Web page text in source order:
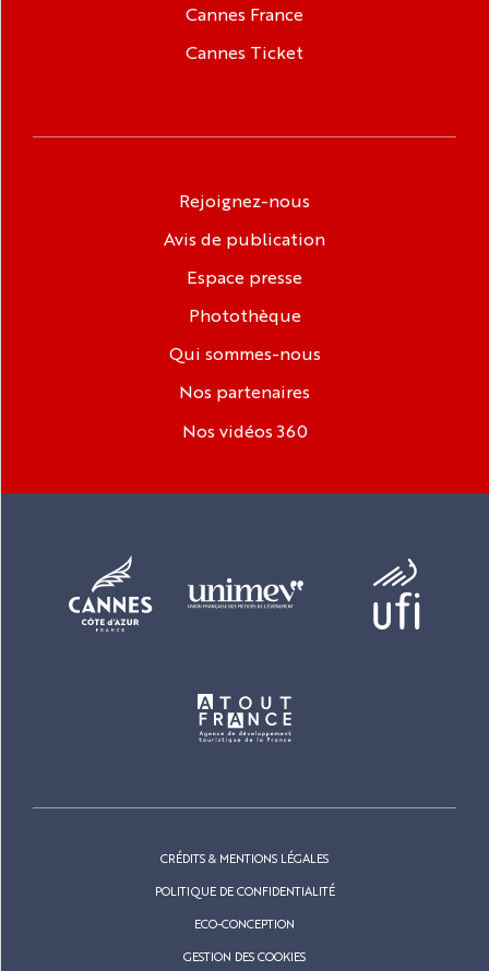
Cannes France
Cannes Ticket
Rejoignez-nous
Avis de publication
Espace presse
Photothèque
Qui sommes-nous
Nos partenaires
Nos vidéos 360
CRÉDITS & MENTIONS LÉGALES
POLITIQUE DE CONFIDENTIALITÉ
ECO-CONCEPTION
GESTION DES COOKIES